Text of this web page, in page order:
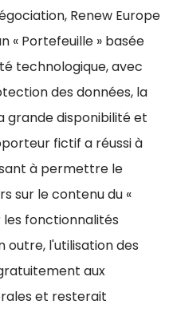
Renew Europe
« Portefeuille » basée
technologique, avec
des données, la
grande disponibilité et
fictif a réussi à
à permettre le
sur le contenu du «
fonctionnalités
outre, l'utilisation des
aux
et resterait